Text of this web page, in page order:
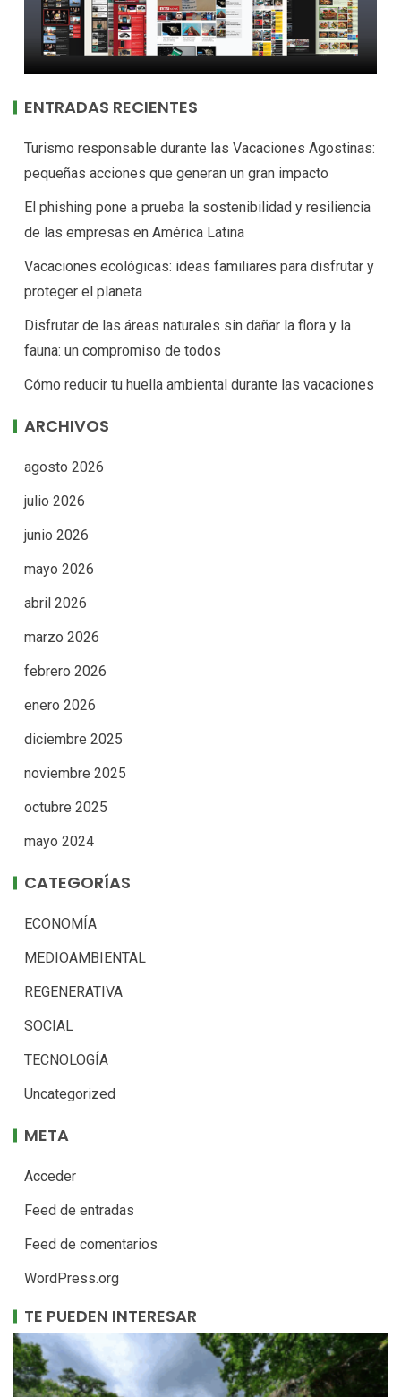
ENTRADAS RECIENTES
Turismo responsable durante las Vacaciones Agostinas:
pequeñas acciones que generan un gran impacto
El phishing pone a prueba la sostenibilidad y resiliencia
de las empresas en América Latina
Vacaciones ecológicas: ideas familiares para disfrutar y
proteger el planeta
Disfrutar de las áreas naturales sin dañar la flora y la
fauna: un compromiso de todos
Cómo reducir tu huella ambiental durante las vacaciones
ARCHIVOS
agosto 2026
julio 2026
junio 2026
mayo 2026
abril 2026
marzo 2026
febrero 2026
enero 2026
diciembre 2025
noviembre 2025
octubre 2025
mayo 2024
CATEGORÍAS
ECONOMÍA
MEDIOAMBIENTAL
REGENERATIVA
SOCIAL
TECNOLOGÍA
Uncategorized
META
Acceder
Feed de entradas
Feed de comentarios
WordPress.org
TE PUEDEN INTERESAR